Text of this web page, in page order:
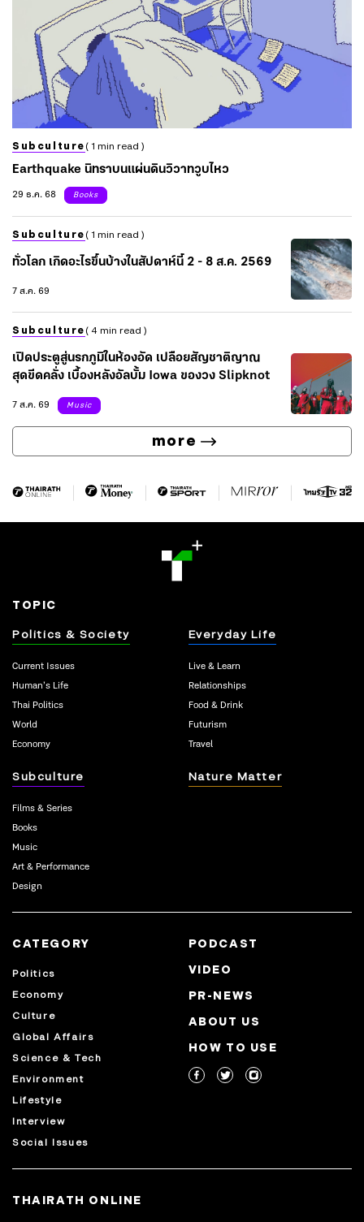
Subculture ( 1 min read )
Earthquake นิทราบนแผ่นดินวิวาทวูบไหว
29 ธ.ค. 68
Books
Subculture ( 1 min read )
ทั่วโลก เกิดอะไรขึ้นบ้างในสัปดาห์นี้ 2 - 8 ส.ค. 2569
7 ส.ค. 69
Subculture ( 4 min read )
เปิดประตูสู่นรกภูมิในห้องอัด เปลือยสัญชาติญาณ
สุดขีดคลั่ง เบื้องหลังอัลบั้ม Iowa ของวง Slipknot
7 ส.ค. 69
Music
more
TOPIC
Politics & Society
Current Issues
Human’s Life
Thai Politics
World
Economy
Everyday Life
Live & Learn
Relationships
Food & Drink
Futurism
Travel
Subculture
Films & Series
Books
Music
Art & Performance
Design
Nature Matter
CATEGORY
Politics
Economy
Culture
Global Affairs
Science & Tech
Environment
Lifestyle
Interview
Social Issues
PODCAST
VIDEO
PR-NEWS
ABOUT US
HOW TO USE
THAIRATH ONLINE